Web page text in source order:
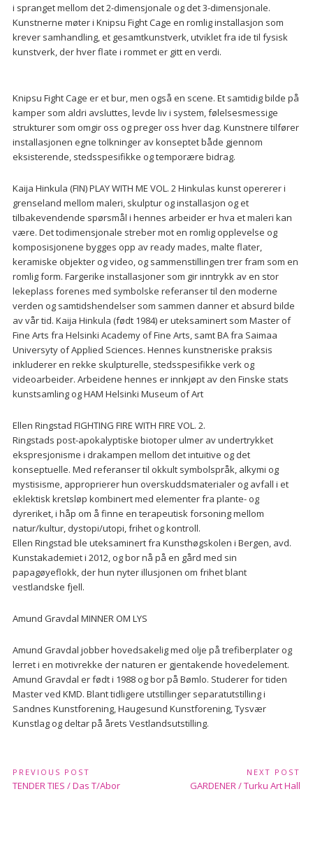
i spranget mellom det 2-dimensjonale og det 3-dimensjonale.
Kunstnerne møter i Knipsu Fight Cage en romlig installasjon som
krever samhandling, et gesamtkunstverk, utviklet fra ide til fysisk
kunstverk, der hver flate i rommet er gitt en verdi.
Knipsu Fight Cage er et bur, men også en scene. Et samtidig bilde på
kamper som aldri avsluttes, levde liv i system, følelsesmessige
strukturer som omgir oss og preger oss hver dag. Kunstnere tilfører
installasjonen egne tolkninger av konseptet både gjennom
eksisterende, stedsspesifikke og temporære bidrag.
Kaija Hinkula (FIN) PLAY WITH ME VOL. 2 Hinkulas kunst opererer i
grenseland mellom maleri, skulptur og installasjon og et
tilbakevendende spørsmål i hennes arbeider er hva et maleri kan
være. Det todimensjonale streber mot en romlig opplevelse og
komposisjonene bygges opp av ready mades, malte flater,
keramiske objekter og video, og sammenstillingen trer fram som en
romlig form. Fargerike installasjoner som gir inntrykk av en stor
lekeplass forenes med symbolske referanser til den moderne
verden og samtidshendelser som sammen danner et absurd bilde
av vår tid. Kaija Hinkula (født 1984) er uteksaminert som Master of
Fine Arts fra Helsinki Academy of Fine Arts, samt BA fra Saimaa
Universyty of Applied Sciences. Hennes kunstneriske praksis
inkluderer en rekke skulpturelle, stedsspesifikke verk og
videoarbeider. Arbeidene hennes er innkjøpt av den Finske stats
kunstsamling og HAM Helsinki Museum of Art
Ellen Ringstad FIGHTING FIRE WITH FIRE VOL. 2.
Ringstads post-apokalyptiske biotoper ulmer av undertrykket
ekspresjonisme i drakampen mellom det intuitive og det
konseptuelle. Med referanser til okkult symbolspråk, alkymi og
mystisisme, approprierer hun overskuddsmaterialer og avfall i et
eklektisk kretsløp kombinert med elementer fra plante- og
dyreriket, i håp om å finne en terapeutisk forsoning mellom
natur/kultur, dystopi/utopi, frihet og kontroll.
Ellen Ringstad ble uteksaminert fra Kunsthøgskolen i Bergen, avd.
Kunstakademiet i 2012, og bor nå på en gård med sin
papagøyeflokk, der hun nyter illusjonen om frihet blant
vestlandske fjell.
Amund Gravdal MINNER OM LYS
Amund Gravdal jobber hovedsakelig med olje på trefiberplater og
lerret i en motivrekke der naturen er gjentakende hovedelement.
Amund Gravdal er født i 1988 og bor på Bømlo. Studerer for tiden
Master ved KMD. Blant tidligere utstillinger separatutstilling i
Sandnes Kunstforening, Haugesund Kunstforening, Tysvær
Kunstlag og deltar på årets Vestlandsutstilling.
Post
navigation
PREVIOUS POST
Previous
TENDER TIES / Das T/Abor
NEXT POST
Next
GARDENER / Turku Art Hall